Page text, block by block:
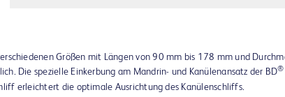
Größen mit Längen von 90 mm bis 178 mm und
Die spezielle Einkerbung am Mandrin- und Kanülenansatz der BD®
erleichtert die optimale Ausrichtung des Kanülenschliffs.